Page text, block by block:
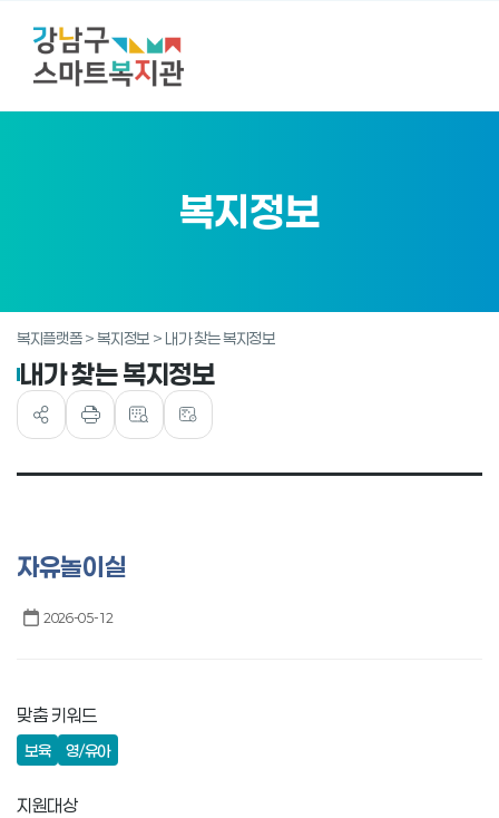
복지정보
복지플랫폼 > 복지정보 > 내가 찾는 복지정보
내가 찾는 복지정보
자유놀이실
2026-05-12
맞춤 키워드
보육 영/유아
지원대상